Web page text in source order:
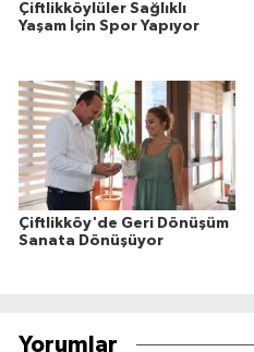
Çiftlikköylüler Sağlıklı
Yaşam İçin Spor Yapıyor
Çiftlikköy'de Geri Dönüşüm
Sanata Dönüşüyor
Yorumlar